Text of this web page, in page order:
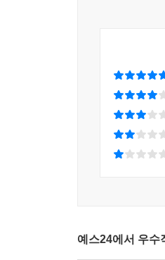
을 당신 머릿속
박하다. 그러자
비용은 당신에게
우리 자신을 이
성하는 허구적
닮은 것이 별로 없
예스24에서 우수